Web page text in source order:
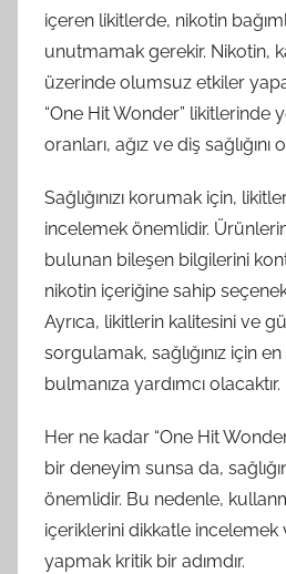
içeren likitlerde, nikotin
unutmamak gerekir. Nikotin,
üzerinde olumsuz etkiler
“One Hit Wonder” likitlerinde
oranları, ağız ve diş
Sağlığınızı korumak için,
incelemek önemlidir.
bulunan bileşen bilgilerini
nikotin içeriğine sahip
Ayrıca, likitlerin kalitesini ve
sorgulamak, sağlığınız için
bulmanıza yardımcı olacaktır.
Her ne kadar “One Hit
bir deneyim sunsa da,
önemlidir. Bu nedenle,
içeriklerini dikkatle
yapmak kritik bir adımdır.